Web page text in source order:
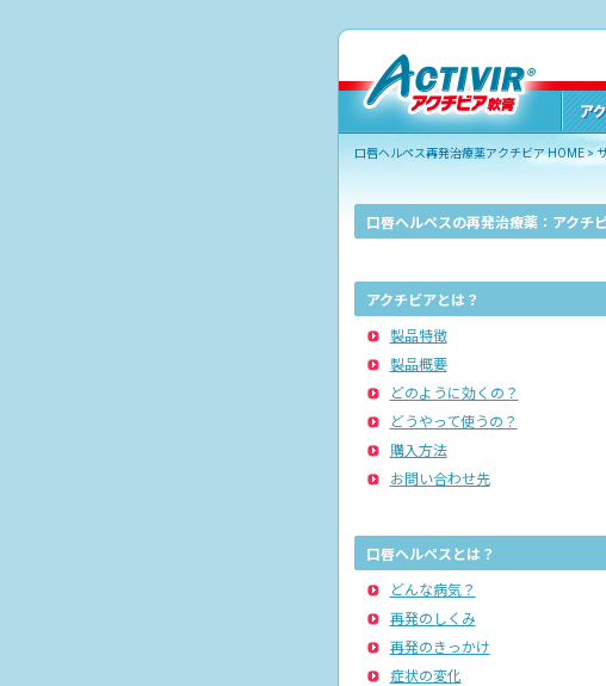
口唇ヘルペス再発治療薬アクチビア HOME>
口唇ヘルペスの再発治療薬：アクチ
アクチビアとは？
製品特徴
製品概要
どのように効くの？
どうやって使うの？
購入方法
お問い合わせ先
口唇ヘルペスとは？
どんな病気？
再発のしくみ
再発のきっかけ
症状の変化